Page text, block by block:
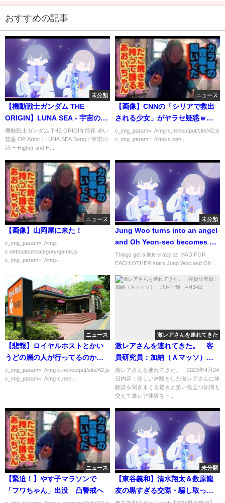
おすすめの記事
未分類
【機動戦士ガンダム THE
ORIGIN】LUNA SEA - 宇宙の詩
〜Higher and Higher〜
(SARAH cover) / Mobile Suit
Gundam
機動戦士ガンダム THE ORIGIN 前夜 赤い
彗星 OP Artist：LUNA SEA Song：宇宙の
詩 〜Higher and H...
ニュース
【画像】CNNの「シリアで救出
される少女」がヤラセ疑惑ｗｗ
ｗｗｗ
c_img_param=; //img-c.net/output/site/42.js
c_img_param=; //img-c.net/...
ニュース
【画像】山岡屋に来た！
c_img_param=; //img-
c.net/output/category/game.js
c_img_param=; //img-...
未分類
Jung Woo turns into an angel
and Oh Yeon-seo becomes an
ending fairy | Mission Pong
[ENG SUB]
Things get a little crazy as MAD FOR
EACH OTHER stars Jung Woo and Oh ...
ニュース
【悲報】ロイヤルホストとかい
うどの層の人が行ってるのかよ
くわからないファミレスｗｗｗ
ｗｗ
c_img_param=; //img-c.net/output/site/42.js
c_img_param=; //img-c.net/...
激レアさんを連れてきた
激レアさんを連れてきた。 客
員研究員：加納（Ａマッソ）、
北村一輝 4月24日
激レアさんを連れてきた。 2023年4月24
日内容：珍しい体験をした激レアさんに体
験談を聞きまくる驚きと笑い役立つ知識も
交えて激レア体験をト...
ニュース
【緊迫！】やす子マラソンで
「フワちゃん」出没 凸警戒へ
未分類
【東谷義和】清水翔太＆数原龍
友の黒すぎる交際・騙し取った